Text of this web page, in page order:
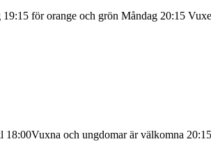
för orange och grön Måndag 20:15
och ungdomar är välkomna